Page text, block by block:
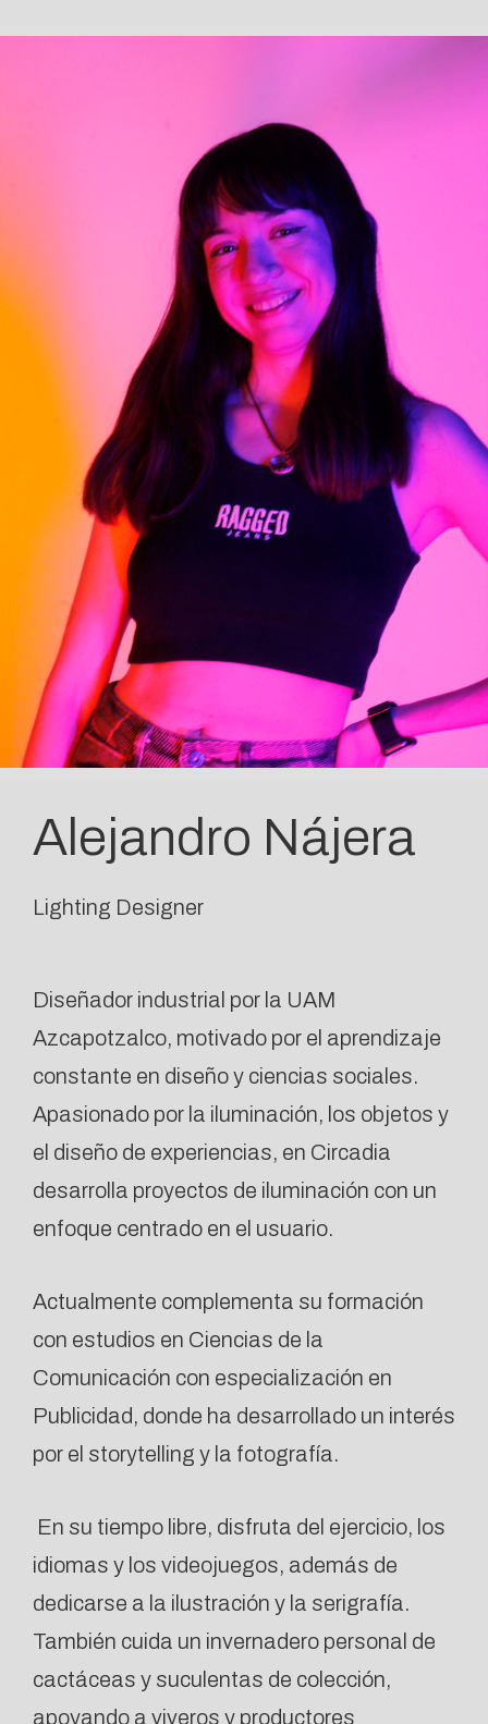
Alejandro Nájera
Lighting Designer
Diseñador industrial por la UAM
Azcapotzalco, motivado por el aprendizaje
constante en diseño y ciencias sociales.
Apasionado por la iluminación, los objetos y
el diseño de experiencias, en Circadia
desarrolla proyectos de iluminación con un
enfoque centrado en el usuario.
Actualmente complementa su formación
con estudios en Ciencias de la
Comunicación con especialización en
Publicidad, donde ha desarrollado un interés
por el storytelling y la fotografía.
En su tiempo libre, disfruta del ejercicio, los
idiomas y los videojuegos, además de
dedicarse a la ilustración y la serigrafía.
También cuida un invernadero personal de
cactáceas y suculentas de colección,
apoyando a viveros y productores